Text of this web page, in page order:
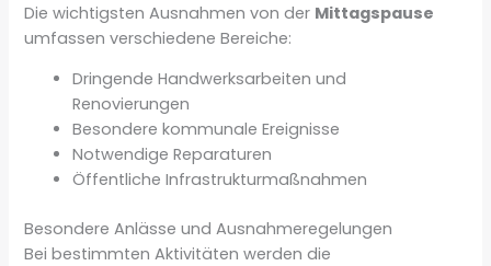
Die wichtigsten Ausnahmen von der Mittagspause
umfassen verschiedene Bereiche:
Dringende Handwerksarbeiten und
Renovierungen
Besondere kommunale Ereignisse
Notwendige Reparaturen
Öffentliche Infrastrukturmaßnahmen
Besondere Anlässe und Ausnahmeregelungen
Bei bestimmten Aktivitäten werden die